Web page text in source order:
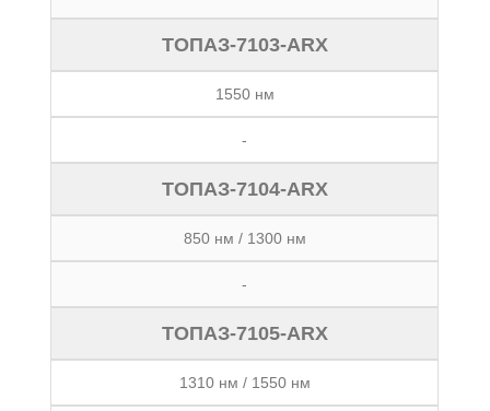
ТОПАЗ-7103-ARX
1550 нм
-
ТОПАЗ-7104-ARX
850 нм / 1300 нм
-
ТОПАЗ-7105-ARX
1310 нм / 1550 нм